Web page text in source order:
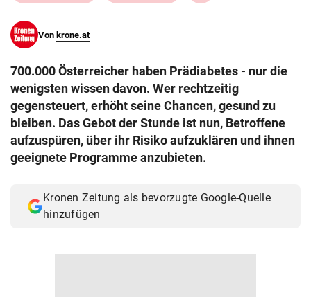
search
Suchbegriff
eingeben
© Krone Multimedia GmbH & Co KG 2026
Muthgasse 2, 1190 Wien
Von krone.at
700.000 Österreicher haben Prädiabetes - nur die
wenigsten wissen davon. Wer rechtzeitig
gegensteuert, erhöht seine Chancen, gesund zu
bleiben. Das Gebot der Stunde ist nun, Betroffene
aufzuspüren, über ihr Risiko aufzuklären und ihnen
geeignete Programme anzubieten.
Kronen Zeitung als bevorzugte Google-Quelle
hinzufügen